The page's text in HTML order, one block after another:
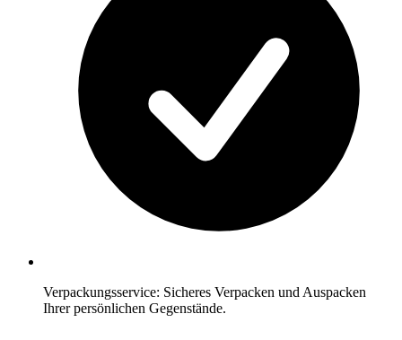
Verpackungsservice: Sicheres Verpacken und Auspacken
Ihrer persönlichen Gegenstände.